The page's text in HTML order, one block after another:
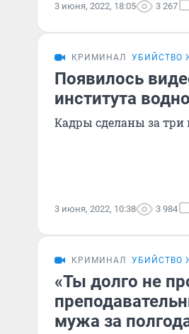
3 июня, 2022, 18:05 3 267
КРИМИНАЛ УБИЙСТВО
Появилось
института
Кадры сделаны за три
3 июня, 2022, 10:38 3 984
КРИМИНАЛ УБИЙСТВО
«Ты долго не
мужа за